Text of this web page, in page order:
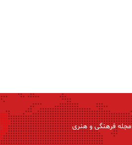
مجله فرهنگی و هنری